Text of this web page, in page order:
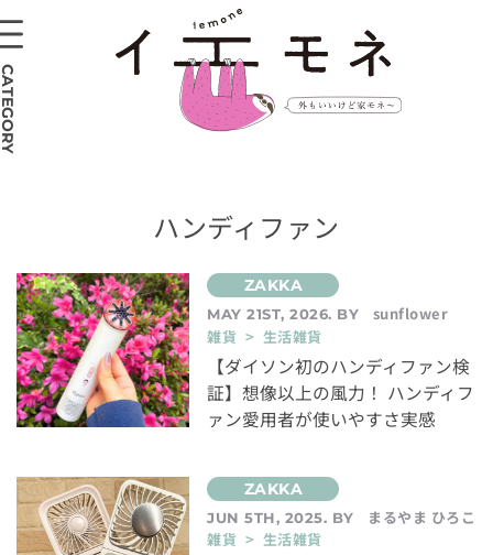
ハンディファン
MAY 21ST, 2026. BY
sunflower
雑貨 > 生活雑貨
【ダイソン初のハンディファン検
証】想像以上の風力！ ハンディフ
ァン愛用者が使いやすさ実感
JUN 5TH, 2025. BY
まるやま ひろこ
雑貨 > 生活雑貨